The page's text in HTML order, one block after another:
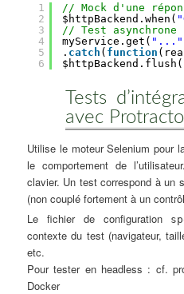
1
2
3
4
5
6
// Mock d'une
$httpBackend.when(
// Test asynchrone
myService.get( "..."
. catch ( function
Tests
avec
Utilise le moteur Selenium pour
le comportement de
clavier. Un test correspond à un
(non couplé fortement à un
Le fichier de configuration
contexte du test (navigateur,
etc.
Pour tester en headless : cf.
Docker